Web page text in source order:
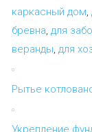
каркасный дом,
бревна, для
веранды, для
Рытье
Укрепление